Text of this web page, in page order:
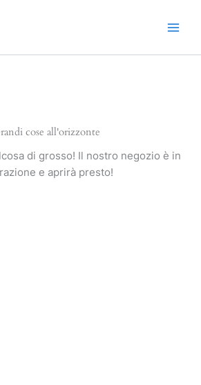
cose all'orizzonte
di grosso! Il nostro negozio è in
e aprirà presto!